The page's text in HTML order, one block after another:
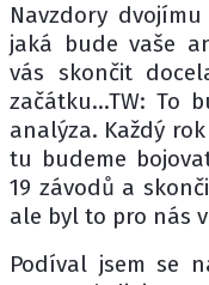
Navzdory
jaká bude vaše
vás skončit
začátku...TW: To
analýza. Každý
tu budeme
19 závodů a
ale byl to pro nás
Podíval jsem se